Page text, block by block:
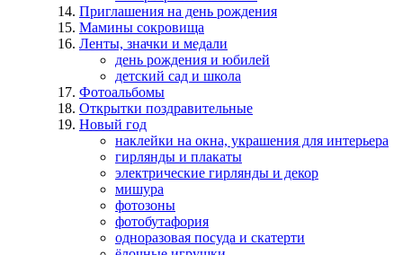
Приглашения на день рождения
Мамины сокровища
Ленты, значки и медали
день рождения и юбилей
детский сад и школа
Фотоальбомы
Открытки поздравительные
Новый год
наклейки на окна, украшения для интерьера
гирлянды и плакаты
электрические гирлянды и декор
мишура
фотозоны
фотобутафория
одноразовая посуда и скатерти